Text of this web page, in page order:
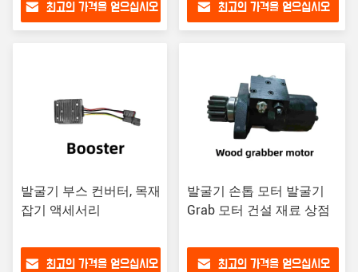
최고의 가격을 얻으십시오 최고의 가격을 얻으십시오
발굴기 부스 컨버터, 목재
잡기 액세서리
최고의 가격을 얻으십시오
발굴기 손톱 모터 발굴기
Grab 모터 건설 재료 상점
최고의 가격을 얻으십시오